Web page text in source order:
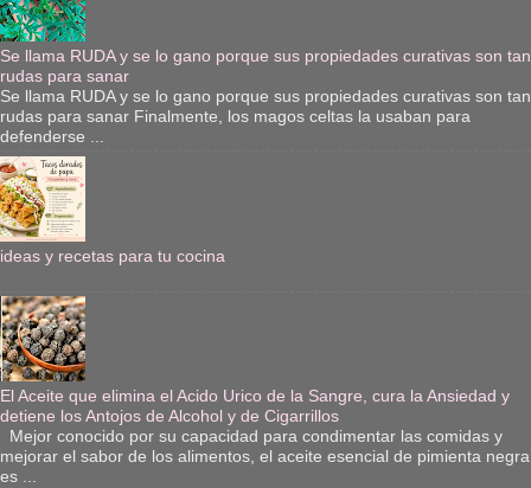
Se llama RUDA y se lo gano porque sus propiedades curativas son tan
rudas para sanar
Se llama RUDA y se lo gano porque sus propiedades curativas son tan
rudas para sanar Finalmente, los magos celtas la usaban para
defenderse ...
ideas y recetas para tu cocina
El Aceite que elimina el Acido Urico de la Sangre, cura la Ansiedad y
detiene los Antojos de Alcohol y de Cigarrillos
Mejor conocido por su capacidad para condimentar las comidas y
mejorar el sabor de los alimentos, el aceite esencial de pimienta negra
es ...